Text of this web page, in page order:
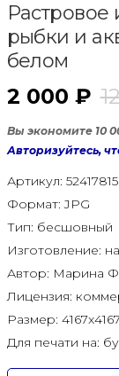
рыбки и
белом
2 000 ₽
Вы экономите 10
Авторизуйтесь,
Артикул: 52417815
Формат:JPG
Тип: бесшовный
Изготовление:
Автор: Марина
Лицензия:
Размер:
Для печати на: